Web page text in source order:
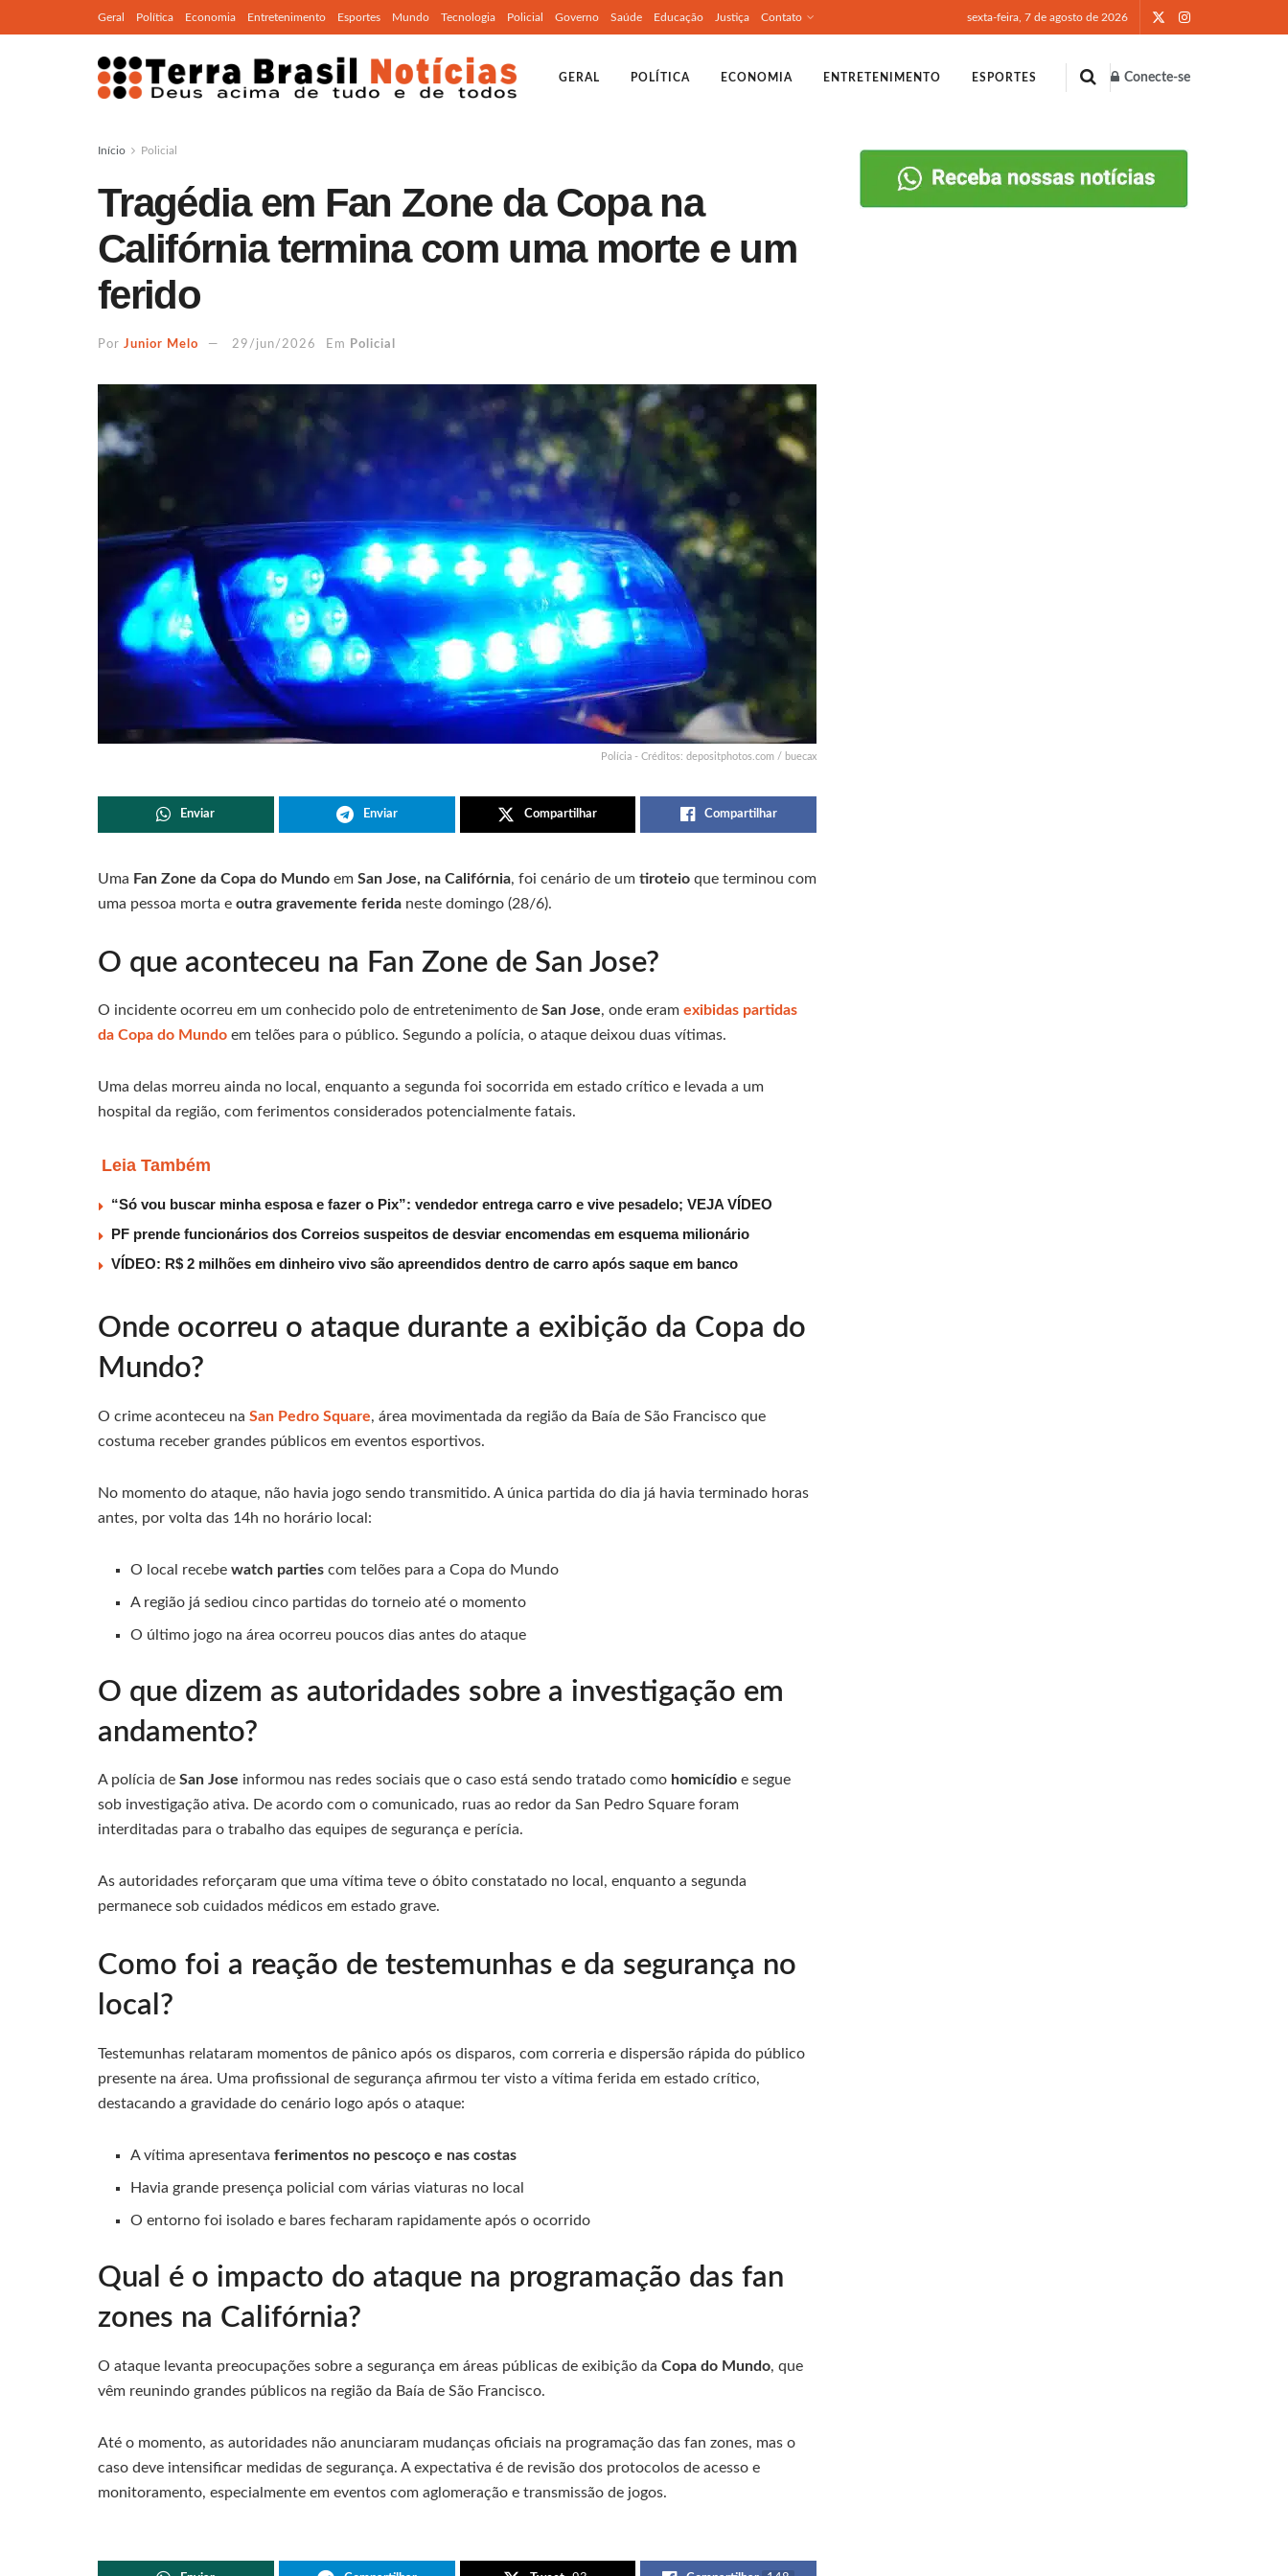
Geral Política Economia Entretenimento Esportes Mundo Tecnologia Policial Governo Saúde Educação Justiça Contato sexta-feira, 7 de agosto de 2026
GERAL POLÍTICA ECONOMIA ENTRETENIMENTO ESPORTES Conecte-se
Início Policial
Tragédia em Fan Zone da Copa na
Califórnia termina com uma morte e um
ferido
Por Junior Melo 29/jun/2026 Em Policial
Polícia - Créditos: depositphotos.com / buecax
Enviar Enviar Compartilhar Compartilhar
Uma Fan Zone da Copa do Mundo em San Jose, na Califórnia, foi cenário de um tiroteio que terminou com
uma pessoa morta e outra gravemente ferida neste domingo (28/6).
O que aconteceu na Fan Zone de San Jose?
O incidente ocorreu em um conhecido polo de entretenimento de San Jose, onde eram exibidas partidas
da Copa do Mundo em telões para o público. Segundo a polícia, o ataque deixou duas vítimas.
Uma delas morreu ainda no local, enquanto a segunda foi socorrida em estado crítico e levada a um
hospital da região, com ferimentos considerados potencialmente fatais.
Leia Também
“Só vou buscar minha esposa e fazer o Pix”: vendedor entrega carro e vive pesadelo; VEJA VÍDEO
PF prende funcionários dos Correios suspeitos de desviar encomendas em esquema milionário
VÍDEO: R$ 2 milhões em dinheiro vivo são apreendidos dentro de carro após saque em banco
Onde ocorreu o ataque durante a exibição da Copa do
Mundo?
O crime aconteceu na San Pedro Square, área movimentada da região da Baía de São Francisco que
costuma receber grandes públicos em eventos esportivos.
No momento do ataque, não havia jogo sendo transmitido. A única partida do dia já havia terminado horas
antes, por volta das 14h no horário local:
O local recebewatch parties com telões para a Copa do Mundo
A região já sediou cinco partidas do torneio até o momento
O último jogo na área ocorreu poucos dias antes do ataque
O que dizem as autoridades sobre a investigação em
andamento?
A polícia de San Jose informou nas redes sociais que o caso está sendo tratado como homicídio e segue
sob investigação ativa. De acordo com o comunicado, ruas ao redor da San Pedro Square foram
interditadas para o trabalho das equipes de segurança e perícia.
As autoridades reforçaram que uma vítima teve o óbito constatado no local, enquanto a segunda
permanece sob cuidados médicos em estado grave.
Como foi a reação de testemunhas e da segurança no
local?
Testemunhas relataram momentos de pânico após os disparos, com correria e dispersão rápida do público
presente na área. Uma profissional de segurança afirmou ter visto a vítima ferida em estado crítico,
destacando a gravidade do cenário logo após o ataque:
A vítima apresentavaferimentos no pescoço e nas costas
Havia grande presença policial com várias viaturas no local
O entorno foi isolado e bares fecharam rapidamente após o ocorrido
Qual é o impacto do ataque na programação das fan
zones na Califórnia?
O ataque levanta preocupações sobre a segurança em áreas públicas de exibição da Copa do Mundo, que
vêm reunindo grandes públicos na região da Baía de São Francisco.
Até o momento, as autoridades não anunciaram mudanças oficiais na programação das fan zones, mas o
caso deve intensificar medidas de segurança. A expectativa é de revisão dos protocolos de acesso e
monitoramento, especialmente em eventos com aglomeração e transmissão de jogos.